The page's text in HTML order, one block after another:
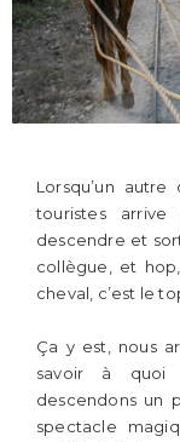
Lorsqu’un
touristes
descendre et
collègue, et
cheval, c’est le
Ça y est, nous
savoir à quoi
descendons un
spectacle